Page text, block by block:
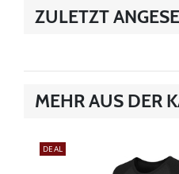
ZULETZT
MEHR AUS DER
DEAL